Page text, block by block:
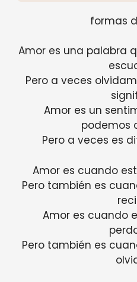
formas
Amor es una palabra
Pero a veces
Amor es un
podemos
Pero a veces es
Amor es cuando
Pero también es
Amor es cuando
Pero también es